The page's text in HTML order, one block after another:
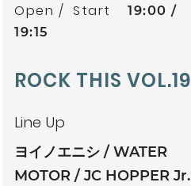
Open Start
19:00
19:15
ROCK THIS VOL.19
Line Up
ヨイノエニシ
WATER
MOTOR
JC HOPPER Jr.